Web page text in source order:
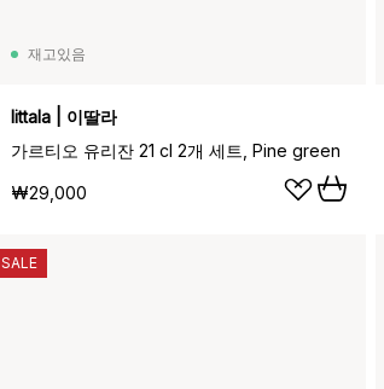
재고있음
Iittala | 이딸라
가르티오 유리잔 21 cl 2개 세트, Pine green
₩29,000
SALE